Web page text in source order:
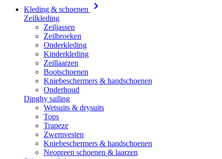
Kleding & schoenen
Zeilkleding
Zeiljassen
Zeilbroeken
Onderkleding
Kinderkleding
Zeillaarzen
Bootschoenen
Kniebeschermers & handschoenen
Onderhoud
Dinghy sailing
Wetsuits & drysuits
Tops
Trapeze
Zwemvesten
Kniebeschermers & handschoenen
Neopreen schoenen & laarzen